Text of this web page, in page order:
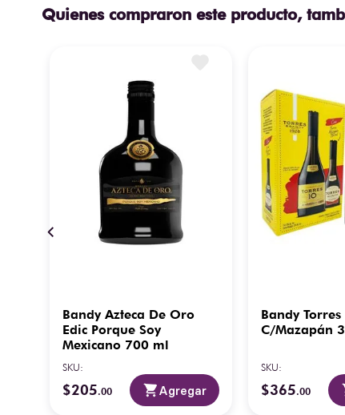
Quienes compraron este producto,
Bandy Azteca De Oro
Edic Porque Soy
Mexicano 700 ml
SKU:
$205.00 Agregar
Bandy
C/Mazapán
SKU:
$365.00